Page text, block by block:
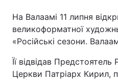
На Валаамі 11 липня
великоформатної
«Російські сезони.
Її відвідав
Церкви Патріарх Кирил,